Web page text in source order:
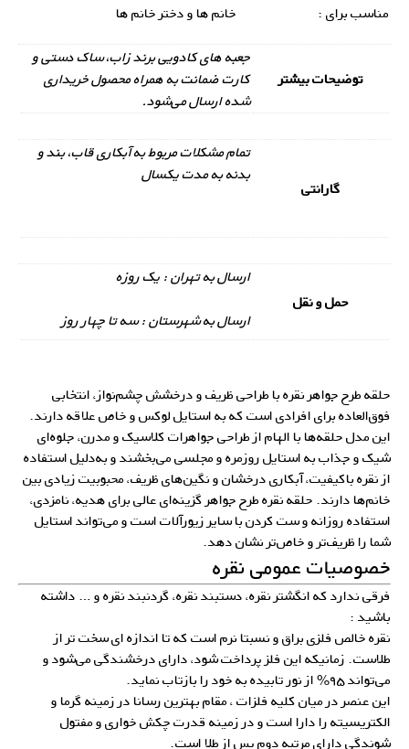
مناسب برای :
خانم ها و دختر خانم ها
توضیحات بیشتر
جعبه های کادویی برند زاب، ساک دستی و
کارت ضمانت به همراه محصول خریداری
شده ارسال می‌شود.
گارانتی
تمام مشکلات مربوط به آبکاری قاب، بند و
بدنه به مدت یکسال
حمل و نقل
ارسال به تهران : یک روزه
ارسال به شهرستان : سه تا چهار روز
حلقه طرح جواهر نقره با طراحی ظریف و درخشش چشم‌نواز، انتخابی
فوق‌العاده برای افرادی است که به استایل لوکس و خاص علاقه دارند.
این مدل حلقه‌ها با الهام از طراحی جواهرات کلاسیک و مدرن، جلوه‌ای
شیک و جذاب به استایل روزمره و مجلسی می‌بخشند و به‌دلیل استفاده
از نقره باکیفیت، آبکاری درخشان و نگین‌های ظریف، محبوبیت زیادی بین
خانم‌ها دارند. حلقه نقره طرح جواهر گزینه‌ای عالی برای هدیه، نامزدی،
استفاده روزانه و ست کردن با سایر زیورآلات است و می‌تواند استایل
شما را ظریف‌تر و خاص‌تر نشان دهد.
خصوصیات عمومی نقره
فرقی ندارد که انگشتر نقره، دستبند نقره، گردنبند نقره و … داشته
باشید :
نقره خالص فلزی براق و نسبتا نرم است که تا اندازه ای سخت تر از
طلاست. زمانیکه این فلز پرداخت شود، دارای درخشندگی می‌شود و
می‌تواند ۹۵% از نور تابیده به خود را بازتاب نماید.
این عنصر در میان کلیه فلزات ، مقام بهترین رسانا در زمینه گرما و
الکتریسیته را دارا است و در زمینه قدرت چکش خواری و مفتول
شوندگی دارای مرتبه دوم پس از طلا است.